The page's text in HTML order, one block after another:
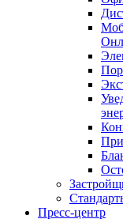
Пресс-центр